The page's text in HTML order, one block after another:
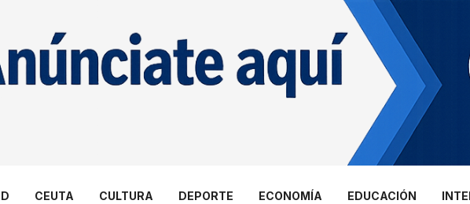
CEUTA CULTURA DEPORTE ECONOMÍA EDUCACIÓN